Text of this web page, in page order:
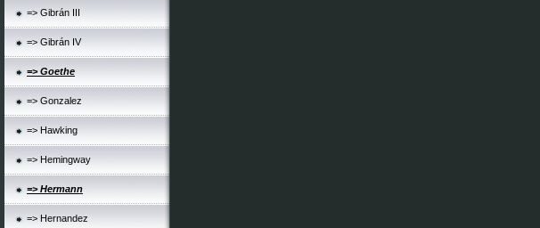
=> Gibrán III
=> Gibrán IV
=> Goethe
=> Gonzalez
=> Hawking
=> Hemingway
=> Hermann
=> Hernandez